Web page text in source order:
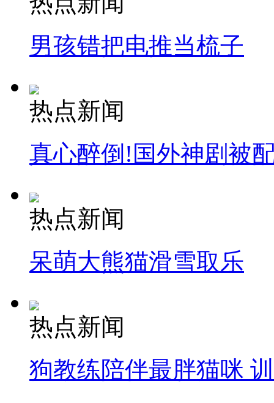
男孩错把电推当梳子
热点新闻
真心醉倒!国外神剧被
热点新闻
呆萌大熊猫滑雪取乐
热点新闻
狗教练陪伴最胖猫咪